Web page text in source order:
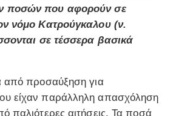
ποσών που αφορούν σε
νόμο Κατρούγκαλου (ν.
σε τέσσερα βασικά
από προσαύξηση για
είχαν παράλληλη απασχόληση
παλιότερες αιτήσεις. Τα ποσά